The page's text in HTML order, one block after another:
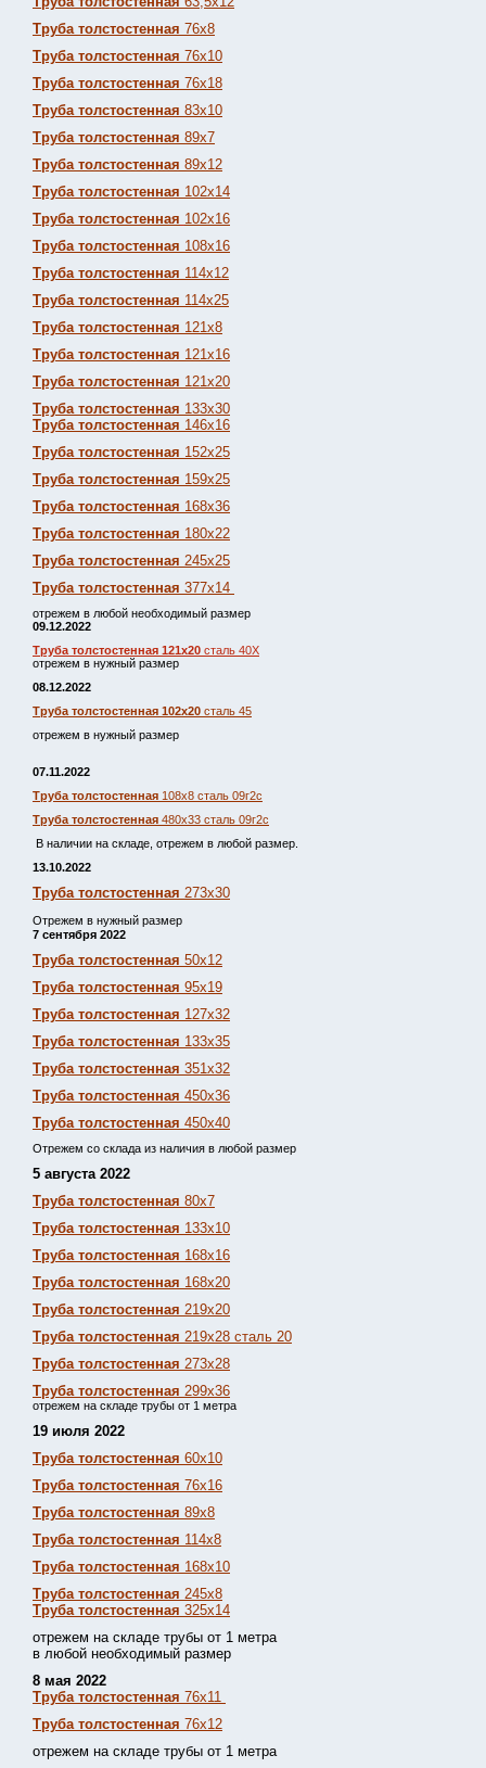
Труба толстостенная 76х8
Труба толстостенная 76х10
Труба толстостенная 76х18
Труба толстостенная 83х10
Труба толстостенная 89х7
Труба толстостенная 89х12
Труба толстостенная 102х14
Труба толстостенная 102х16
Труба толстостенная 108х16
Труба толстостенная 114х12
Труба толстостенная 114х25
Труба толстостенная 121х8
Труба толстостенная 121х16
Труба толстостенная 121х20
Труба толстостенная 133х30
Труба толстостенная 146х16
Труба толстостенная 152х25
Труба толстостенная 159х25
Труба толстостенная 168х36
Труба толстостенная 180х22
Труба толстостенная 245х25
Труба толстостенная 377х14
отрежем в любой необходимый размер
09.12.2022
Труба толстостенная 121х20 сталь 40Х
отрежем в нужный размер
08.12.2022
Труба толстостенная 102х20 сталь 45
отрежем в нужный размер
07.11.2022
Труба толстостенная 108х8 сталь 09г2с
Труба толстостенная 480х33 сталь 09г2с
В наличии на складе, отрежем в любой размер.
13.10.2022
Труба толстостенная 273х30
Отрежем в нужный размер
7 сентября 2022
Труба толстостенная 50х12
Труба толстостенная 95х19
Труба толстостенная 127х32
Труба толстостенная 133х35
Труба толстостенная 351х32
Труба толстостенная 450х36
Труба толстостенная 450х40
Отрежем со склада из наличия в любой размер
5 августа 2022
Труба толстостенная 80х7
Труба толстостенная 133х10
Труба толстостенная 168х16
Труба толстостенная 168х20
Труба толстостенная 219х20
Труба толстостенная 219х28 сталь 20
Труба толстостенная 273х28
Труба толстостенная 299х36
отрежем на складе трубы от 1 метра
19 июля 2022
Труба толстостенная 60х10
Труба толстостенная 76х16
Труба толстостенная 89х8
Труба толстостенная 114х8
Труба толстостенная 168х10
Труба толстостенная 245х8
Труба толстостенная 325х14
отрежем на складе трубы от 1 метра
в любой необходимый размер
8 мая 2022
Труба толстостенная 76х11
Труба толстостенная 76х12
отрежем на складе трубы от 1 метра